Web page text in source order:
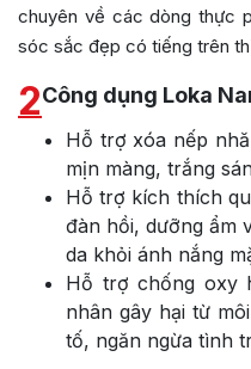
chuyên về các dòng thực
sóc sắc đẹp có tiếng trên
2Công dụng Loka
Hỗ trợ xóa nếp
mịn màng, trắng
Hỗ trợ kích thích
đàn hồi, dưỡng ẩm
da khỏi ánh nắng
Hỗ trợ chống oxy
nhân gây hại từ
tố, ngăn ngừa tình